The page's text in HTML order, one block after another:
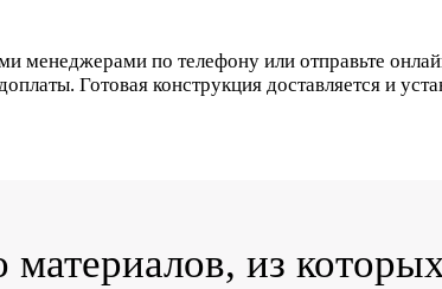
менеджерами по телефону или отправьте
Готовая конструкция доставляется и
материалов, из